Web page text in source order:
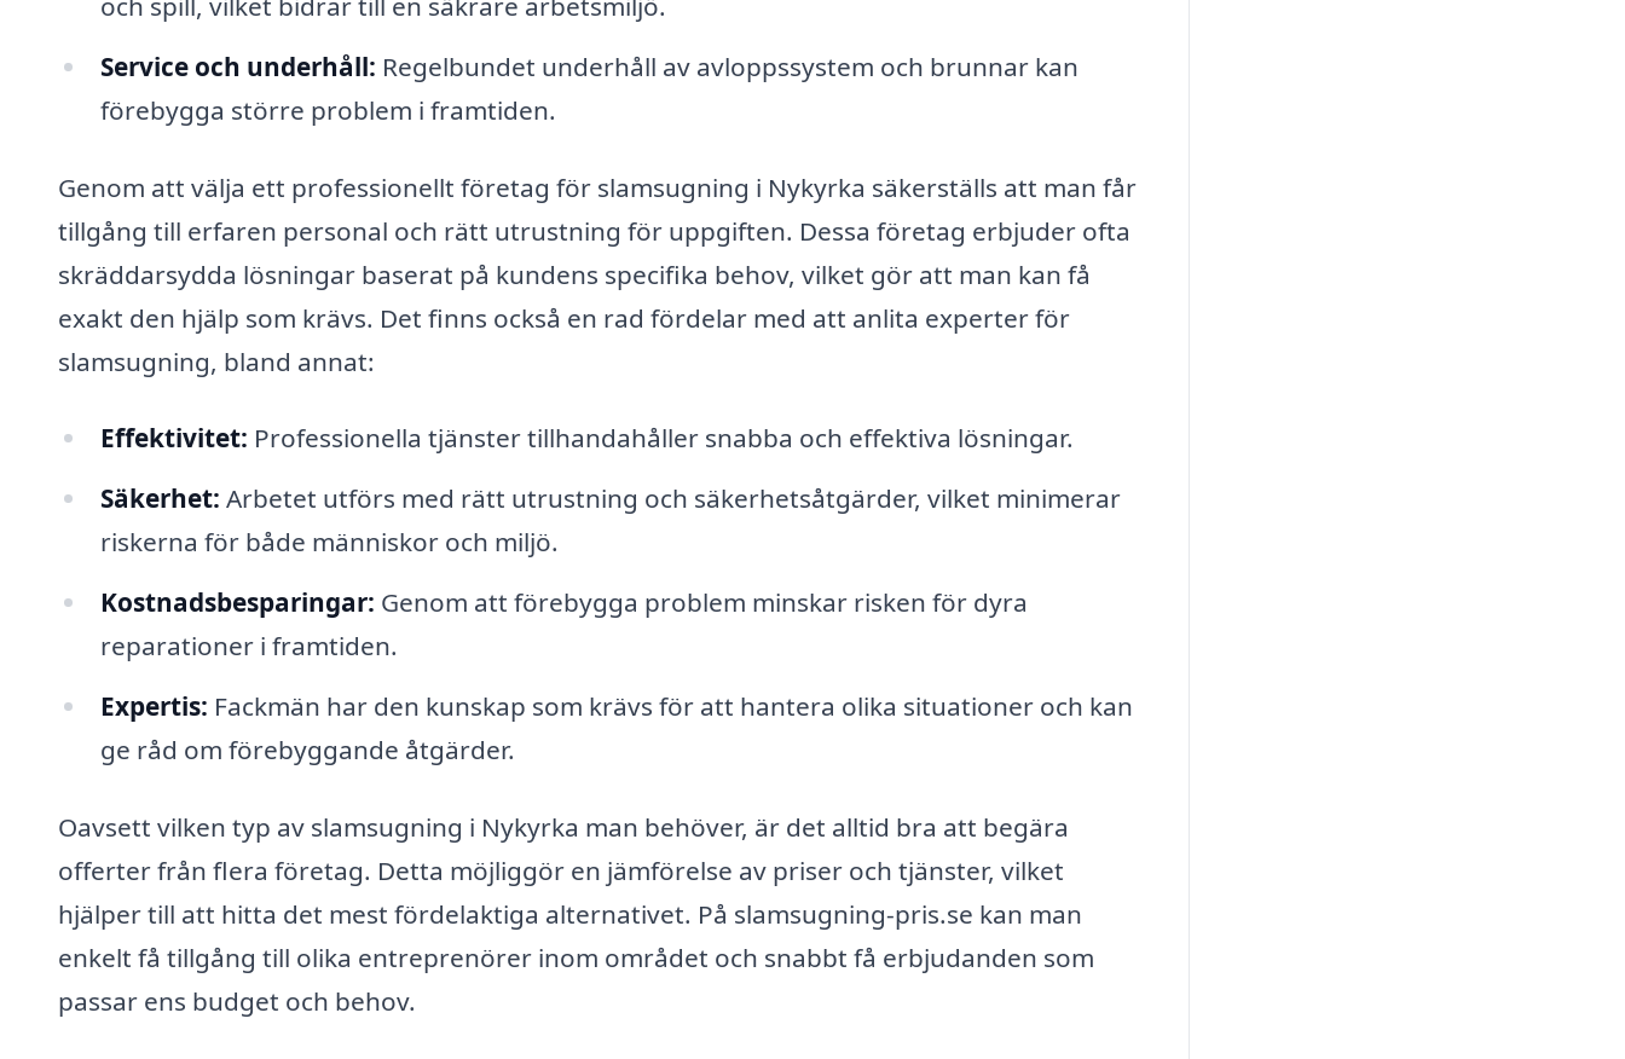
Service och underhåll: Regelbundet underhåll av avloppssystem och brunnar kan
förebygga större problem i framtiden.
Genom att välja ett professionellt företag för slamsugning i Nykyrka säkerställs att man får
tillgång till erfaren personal och rätt utrustning för uppgiften. Dessa företag erbjuder ofta
skräddarsydda lösningar baserat på kundens specifika behov, vilket gör att man kan få
exakt den hjälp som krävs. Det finns också en rad fördelar med att anlita experter för
slamsugning, bland annat:
Effektivitet: Professionella tjänster tillhandahåller snabba och effektiva lösningar.
Säkerhet: Arbetet utförs med rätt utrustning och säkerhetsåtgärder, vilket minimerar
riskerna för både människor och miljö.
Kostnadsbesparingar: Genom att förebygga problem minskar risken för dyra
reparationer i framtiden.
Expertis: Fackmän har den kunskap som krävs för att hantera olika situationer och kan
ge råd om förebyggande åtgärder.
Oavsett vilken typ av slamsugning i Nykyrka man behöver, är det alltid bra att begära
offerter från flera företag. Detta möjliggör en jämförelse av priser och tjänster, vilket
hjälper till att hitta det mest fördelaktiga alternativet. På slamsugning-pris.se kan man
enkelt få tillgång till olika entreprenörer inom området och snabbt få erbjudanden som
passar ens budget och behov.